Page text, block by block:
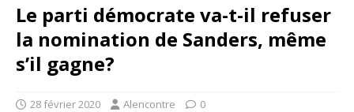
Le parti démocrate va-t-il refuser
la nomination de Sanders, même
s’il gagne?
28 février 2020 Alencontre 0